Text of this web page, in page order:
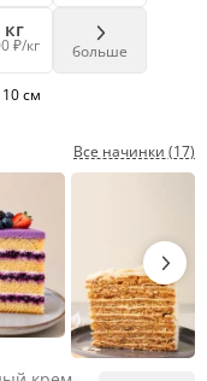
кг
₽/кг больше
см
Все начинки (17)